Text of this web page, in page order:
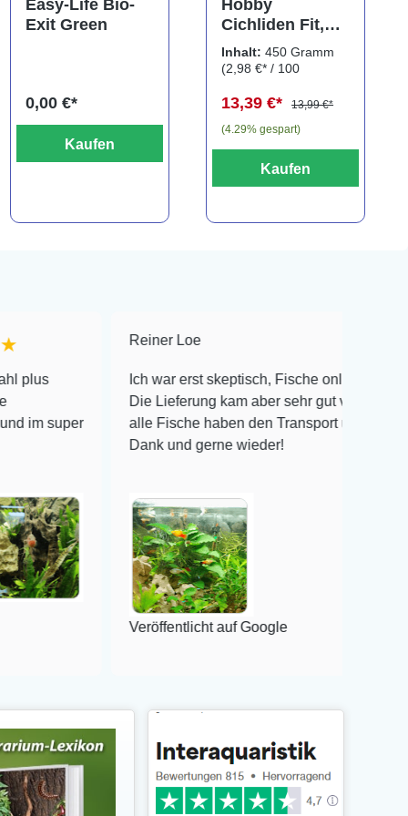
Easy-Life Bio-
Exit Green
0,00 €*
Kaufen
Hobby
Cichliden Fit,
450 g
Inhalt:450 Gramm
(2,98 €* / 100
13,39 €*
13,99 €*
(4.29% gespart)
Kaufen
Reiner Loe
Ich war erst skeptisch, Fische online zu bestellen!
Die Lieferung kam aber sehr gut verpackt an und
alle Fische haben den Transport überlebt! Vielen
Dank und gerne wieder!
Veröffentlicht auf Google